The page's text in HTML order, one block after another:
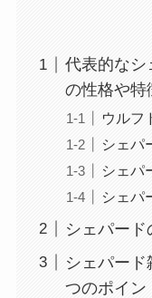
代表的なシ
の性格や特
ウルフ
シェパ
シェパ
シェパ
シェパード
シェパー
つのポイン